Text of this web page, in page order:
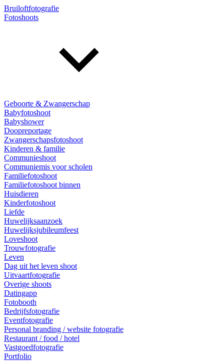
Bruiloftfotografie
Fotoshoots
Geboorte & Zwangerschap
Babyfotoshoot
Babyshower
Doopreportage
Zwangerschapsfotoshoot
Kinderen & familie
Communieshoot
Communiemis voor scholen
Familiefotoshoot
Familiefotoshoot binnen
Huisdieren
Kinderfotoshoot
Liefde
Huwelijksaanzoek
Huwelijksjubileumfeest
Loveshoot
Trouwfotografie
Leven
Dag uit het leven shoot
Uitvaartfotografie
Overige shoots
Datingapp
Fotobooth
Bedrijfsfotografie
Eventfotografie
Personal branding / website fotografie
Restaurant / food / hotel
Vastgoedfotografie
Portfolio